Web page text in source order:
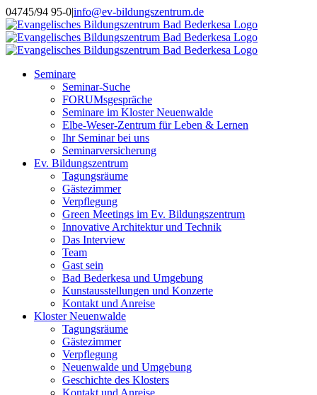
Skip
to
content
Instagram
04745/94 95-0|info@ev-bildungszentrum.de
Seminare
Seminar-Suche
FORUMsgespräche
Seminare im Kloster Neuenwalde
Elbe-Weser-Zentrum für Leben & Lernen
Ihr Seminar bei uns
Seminarversicherung
Ev. Bildungszentrum
Tagungsräume
Gästezimmer
Verpflegung
Green Meetings im Ev. Bildungszentrum
Innovative Architektur und Technik
Das Interview
Team
Gast sein
Bad Bederkesa und Umgebung
Kunstausstellungen und Konzerte
Kontakt und Anreise
Kloster Neuenwalde
Tagungsräume
Gästezimmer
Verpflegung
Neuenwalde und Umgebung
Geschichte des Klosters
Kontakt und Anreise